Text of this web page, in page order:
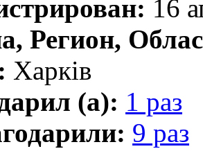
16
Регион,
Харків
(а): 1 раз
9 раз